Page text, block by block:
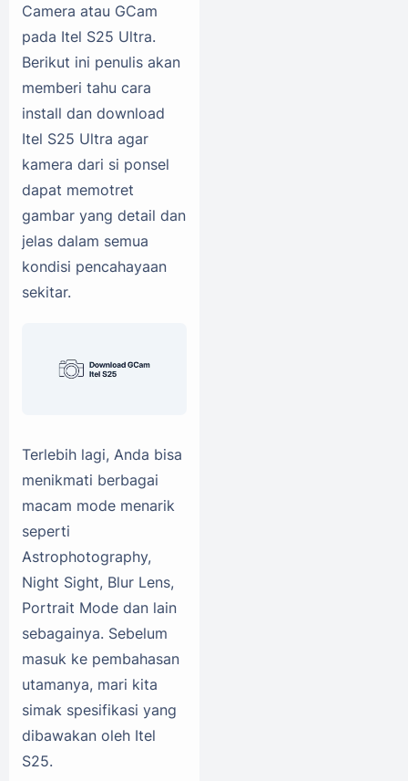
Camera atau GCam
pada Itel S25 Ultra.
Berikut ini penulis akan
memberi tahu cara
install dan download
Itel S25 Ultra agar
kamera dari si ponsel
dapat memotret
gambar yang detail dan
jelas dalam semua
kondisi pencahayaan
sekitar.
Terlebih lagi, Anda bisa
menikmati berbagai
macam mode menarik
seperti
Astrophotography,
Night Sight, Blur Lens,
Portrait Mode dan lain
sebagainya. Sebelum
masuk ke pembahasan
utamanya, mari kita
simak spesifikasi yang
dibawakan oleh Itel
S25.